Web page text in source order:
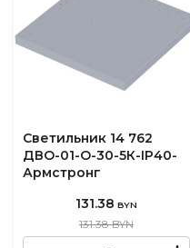
Светильник 14 762
ДВО-01-О-30-5К-IP40-
Армстронг
131.38 BYN
131.38 BYN